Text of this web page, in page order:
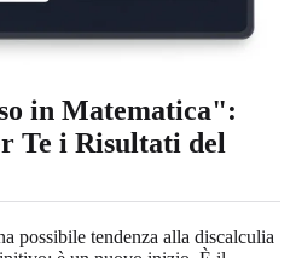
in Matematica":
Te i Risultati del
possibile tendenza alla discalculia